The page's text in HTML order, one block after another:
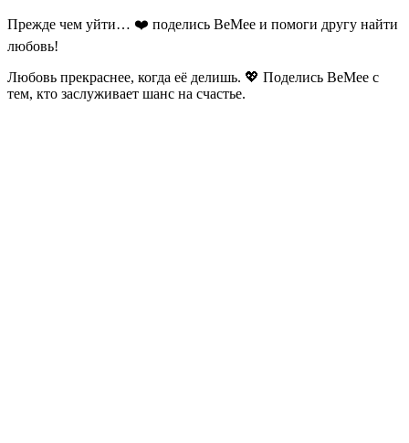
Прежде чем уйти… ❤️ поделись BeMee и помоги другу найти
любовь!
Любовь прекраснее, когда её делишь. 💖 Поделись BeMee с
тем, кто заслуживает шанс на счастье.